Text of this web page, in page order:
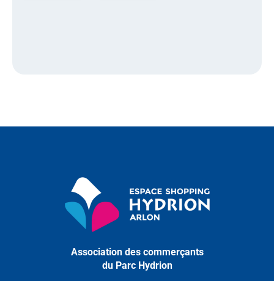
Association des commerçants
du Parc Hydrion